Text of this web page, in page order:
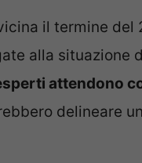
il termine
alla situazione
attendono
delineare